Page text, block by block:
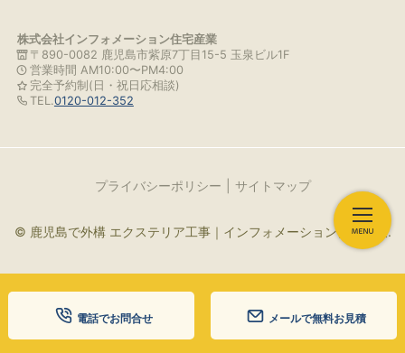
電話でお問合せ メールで無料お見積
株式会社インフォメーション住宅産業
〒890-0082 鹿児島市紫原7丁目15-5 玉泉ビル1F
営業時間 AM10:00〜PM4:00
完全予約制(日・祝日応相談)
TEL.0120-012-352
プライバシーポリシー サイトマップ
© 鹿児島で外構 エクステリア工事｜インフォメーション住宅産業.